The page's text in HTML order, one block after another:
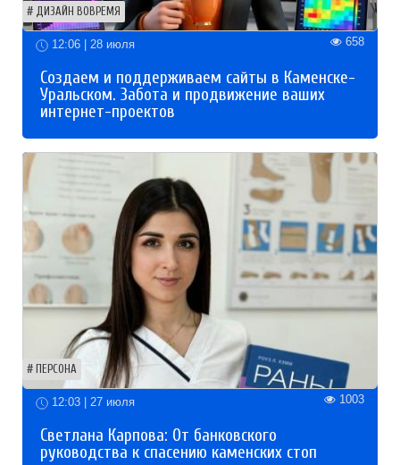
ДИЗАЙН ВОВРЕМЯ
12:06 | 28 июля 658
Создаем и поддерживаем сайты в Каменске-
Уральском. Забота и продвижение ваших
интернет-проектов
ПЕРСОНА
12:03 | 27 июля 1003
Светлана Карпова: От банковского
руководства к спасению каменских стоп